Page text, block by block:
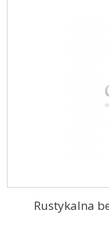
Rustykalna